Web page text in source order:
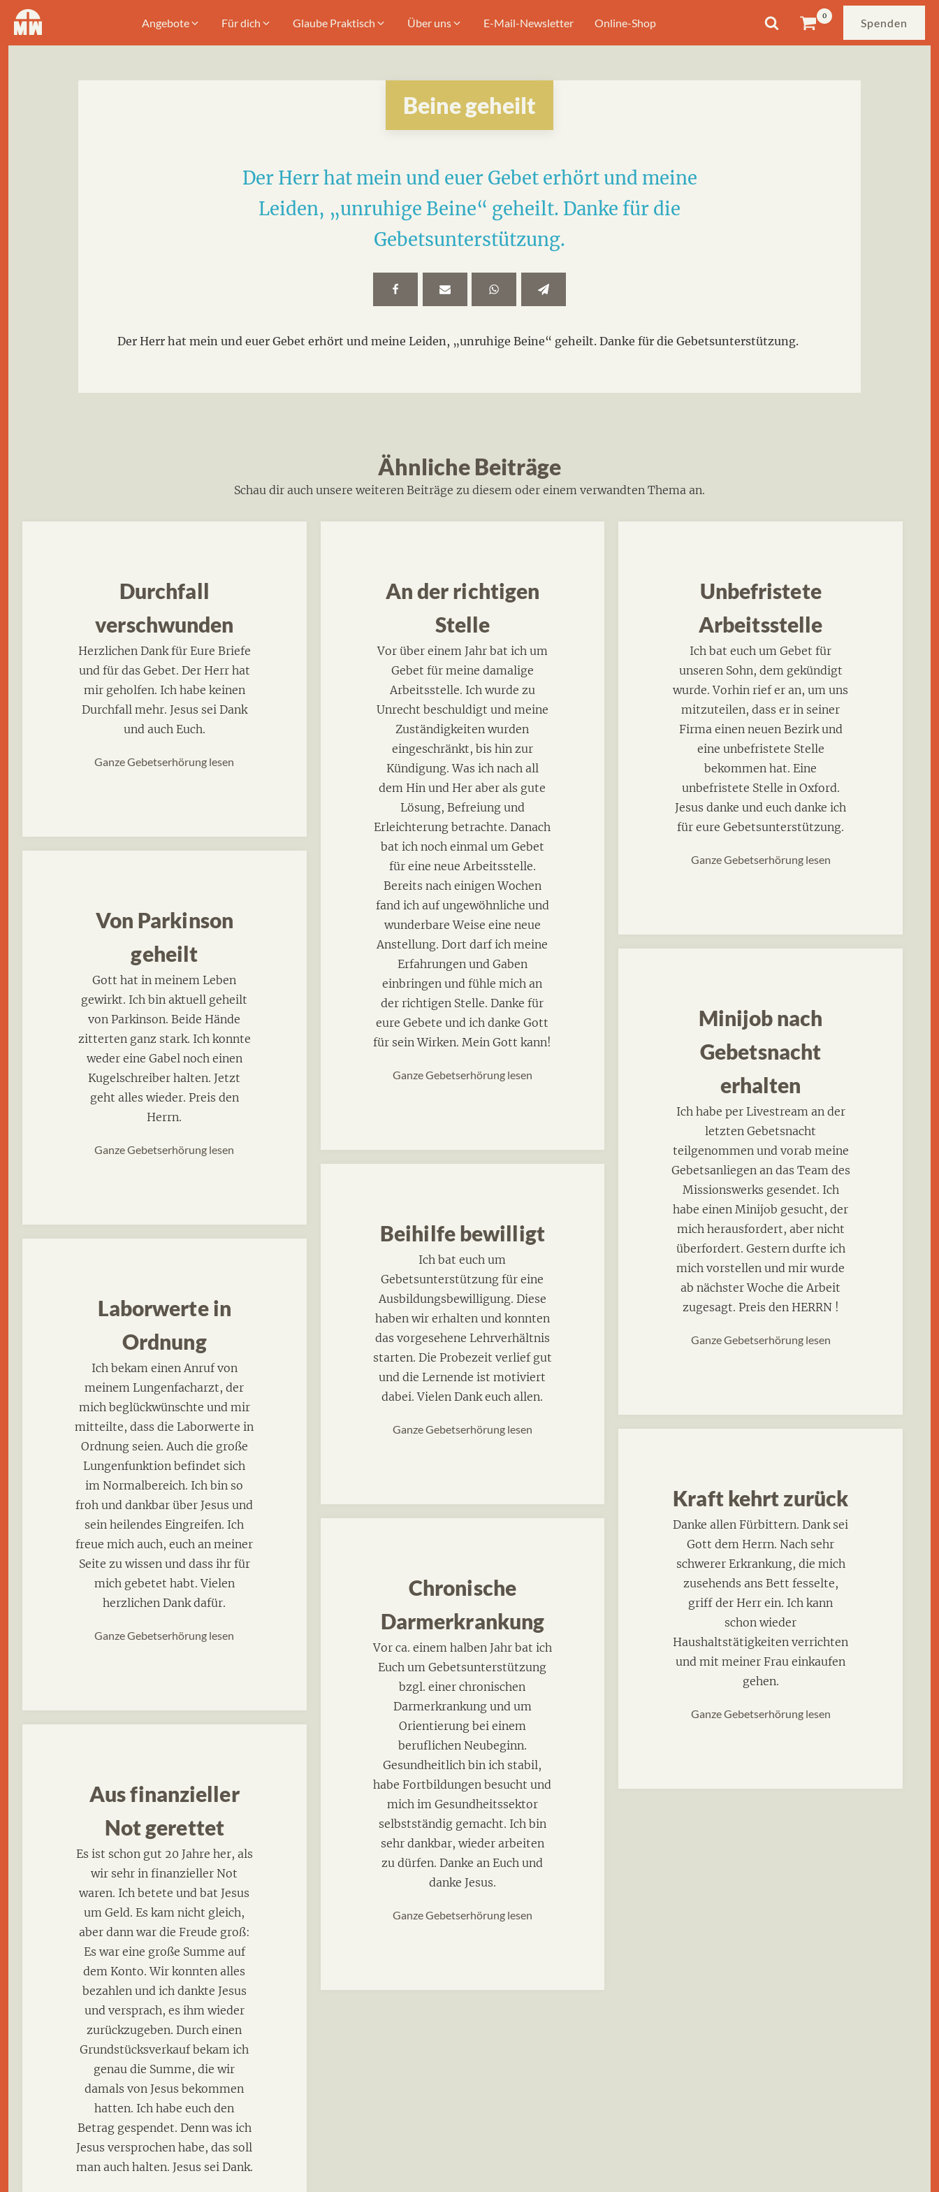
Angebote Für dich Glaube Praktisch Über uns E-Mail-Newsletter Online-Shop Spenden
Beine geheilt
Der Herr hat mein und euer Gebet erhört und meine
Leiden, „unruhige Beine“ geheilt. Danke für die
Gebetsunterstützung.
Der Herr hat mein und euer Gebet erhört und meine Leiden, „unruhige Beine“ geheilt. Danke für die Gebetsunterstützung.
Ähnliche Beiträge
Schau dir auch unsere weiteren Beiträge zu diesem oder einem verwandten Thema an.
Durchfall
verschwunden
Herzlichen Dank für Eure Briefe
und für das Gebet. Der Herr hat
mir geholfen. Ich habe keinen
Durchfall mehr. Jesus sei Dank
und auch Euch.
Ganze Gebetserhörung lesen
Von Parkinson
geheilt
Gott hat in meinem Leben
gewirkt. Ich bin aktuell geheilt
von Parkinson. Beide Hände
zitterten ganz stark. Ich konnte
weder eine Gabel noch einen
Kugelschreiber halten. Jetzt
geht alles wieder. Preis den
Herrn.
Ganze Gebetserhörung lesen
Laborwerte in
Ordnung
Ich bekam einen Anruf von
meinem Lungenfacharzt, der
mich beglückwünschte und mir
mitteilte, dass die Laborwerte in
Ordnung seien. Auch die große
Lungenfunktion befindet sich
im Normalbereich. Ich bin so
froh und dankbar über Jesus und
sein heilendes Eingreifen. Ich
freue mich auch, euch an meiner
Seite zu wissen und dass ihr für
mich gebetet habt. Vielen
herzlichen Dank dafür.
Ganze Gebetserhörung lesen
Aus finanzieller
Not gerettet
Es ist schon gut 20 Jahre her, als
wir sehr in finanzieller Not
waren. Ich betete und bat Jesus
um Geld. Es kam nicht gleich,
aber dann war die Freude groß:
Es war eine große Summe auf
dem Konto. Wir konnten alles
bezahlen und ich dankte Jesus
und versprach, es ihm wieder
zurückzugeben. Durch einen
Grundstücksverkauf bekam ich
genau die Summe, die wir
damals von Jesus bekommen
hatten. Ich habe euch den
Betrag gespendet. Denn was ich
Jesus versprochen habe, das soll
man auch halten. Jesus sei Dank.
An der richtigen
Stelle
Vor über einem Jahr bat ich um
Gebet für meine damalige
Arbeitsstelle. Ich wurde zu
Unrecht beschuldigt und meine
Zuständigkeiten wurden
eingeschränkt, bis hin zur
Kündigung. Was ich nach all
dem Hin und Her aber als gute
Lösung, Befreiung und
Erleichterung betrachte. Danach
bat ich noch einmal um Gebet
für eine neue Arbeitsstelle.
Bereits nach einigen Wochen
fand ich auf ungewöhnliche und
wunderbare Weise eine neue
Anstellung. Dort darf ich meine
Erfahrungen und Gaben
einbringen und fühle mich an
der richtigen Stelle. Danke für
eure Gebete und ich danke Gott
für sein Wirken. Mein Gott kann!
Ganze Gebetserhörung lesen
Beihilfe bewilligt
Ich bat euch um
Gebetsunterstützung für eine
Ausbildungsbewilligung. Diese
haben wir erhalten und konnten
das vorgesehene Lehrverhältnis
starten. Die Probezeit verlief gut
und die Lernende ist motiviert
dabei. Vielen Dank euch allen.
Ganze Gebetserhörung lesen
Chronische
Darmerkrankung
Vor ca. einem halben Jahr bat ich
Euch um Gebetsunterstützung
bzgl. einer chronischen
Darmerkrankung und um
Orientierung bei einem
beruflichen Neubeginn.
Gesundheitlich bin ich stabil,
habe Fortbildungen besucht und
mich im Gesundheitssektor
selbstständig gemacht. Ich bin
sehr dankbar, wieder arbeiten
zu dürfen. Danke an Euch und
danke Jesus.
Ganze Gebetserhörung lesen
Unbefristete
Arbeitsstelle
Ich bat euch um Gebet für
unseren Sohn, dem gekündigt
wurde. Vorhin rief er an, um uns
mitzuteilen, dass er in seiner
Firma einen neuen Bezirk und
eine unbefristete Stelle
bekommen hat. Eine
unbefristete Stelle in Oxford.
Jesus danke und euch danke ich
für eure Gebetsunterstützung.
Ganze Gebetserhörung lesen
Minijob nach
Gebetsnacht
erhalten
Ich habe per Livestream an der
letzten Gebetsnacht
teilgenommen und vorab meine
Gebetsanliegen an das Team des
Missionswerks gesendet. Ich
habe einen Minijob gesucht, der
mich herausfordert, aber nicht
überfordert. Gestern durfte ich
mich vorstellen und mir wurde
ab nächster Woche die Arbeit
zugesagt. Preis den HERRN !
Ganze Gebetserhörung lesen
Kraft kehrt zurück
Danke allen Fürbittern. Dank sei
Gott dem Herrn. Nach sehr
schwerer Erkrankung, die mich
zusehends ans Bett fesselte,
griff der Herr ein. Ich kann
schon wieder
Haushaltstätigkeiten verrichten
und mit meiner Frau einkaufen
gehen.
Ganze Gebetserhörung lesen